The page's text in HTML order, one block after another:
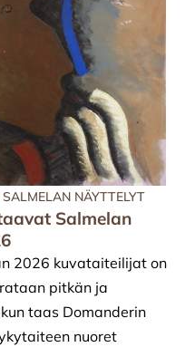
SALMELAN NÄYTTELYT
Salmelan
2026 kuvataiteilijat on
pitkän ja
taas Domanderin
nuoret